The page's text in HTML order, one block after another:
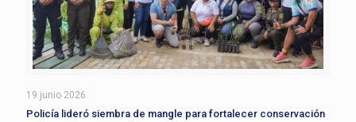
19 junio 2026
Policía lideró siembra de mangle para fortalecer conservación